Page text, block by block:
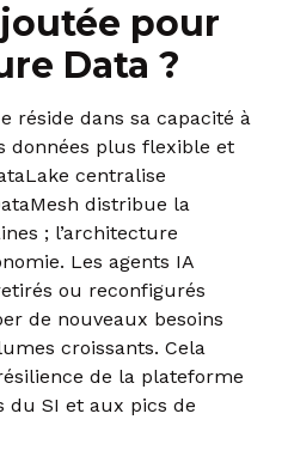
pour
Data ?
réside dans sa capacité à
données plus flexible et
centralise
distribue la
; l’architecture
Les agents IA
ou reconfigurés
de nouveaux besoins
croissants. Cela
de la plateforme
du SI et aux pics de